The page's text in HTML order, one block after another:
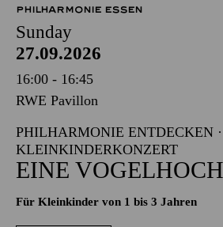
PHILHARMONIE ESSEN
Sunday
27.09.2026
16:00 - 16:45
RWE Pavillon
PHILHARMONIE ENTDECKEN ·
KLEINKINDERKONZERT
EINE
Für Kleinkinder von 1 bis 3 Jahren